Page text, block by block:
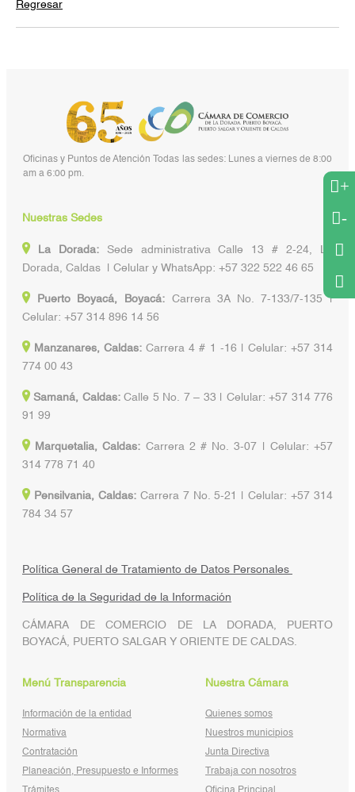
Regresar
+
-
Oficinas y Puntos de Atención Todas las sedes: Lunes a viernes de 8:00
am a 6:00 pm.
Nuestras Sedes
La Dorada:Sede administrativa Calle 13 # 2-24, La
Dorada, Caldas | Celular y WhatsApp: +57 322 522 46 65
Puerto Boyacá, Boyacá:Carrera 3A No. 7-133/7-135 |
Celular: +57 314 896 14 56
Manzanares, Caldas: Carrera 4 # 1 -16 | Celular: +57 314
774 00 43
Samaná, Caldas:Calle 5 No. 7 – 33 | Celular: +57 314 776
91 99
Marquetalia, Caldas: Carrera 2 # No. 3-07 | Celular: +57
314 778 71 40
Pensilvania, Caldas:Carrera 7 No. 5-21 | Celular: +57 314
784 34 57
Política General de Tratamiento de Datos Personales
Política de la Seguridad de la Información
CÁMARA DE COMERCIO DE LA DORADA, PUERTO
BOYACÁ, PUERTO SALGAR Y ORIENTE DE CALDAS.
Menú Transparencia
Información de la entidad
Normativa
Contratación
Planeación, Presupuesto e Informes
Nuestra Cámara
Quienes somos
Nuestros municipios
Junta Directiva
Trabaja con nosotros